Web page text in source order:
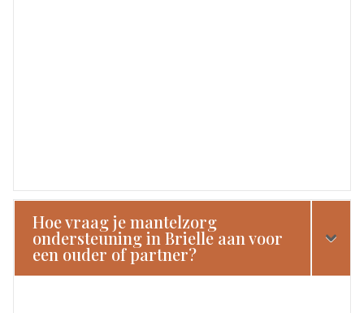
Hoe vraag je mantelzorg
ondersteuning in Brielle aan voor
een ouder of partner?